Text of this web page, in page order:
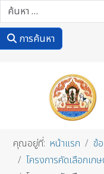
การค้นหา
คุณอยู่ที่: หน้าแรก ข้
โครงการคัดเลือกเ